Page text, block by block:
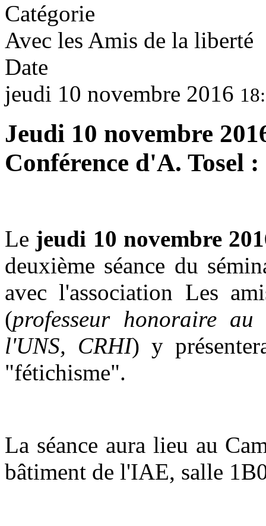
Catégorie
Avec les Amis de la liberté
Date
jeudi 10 novembre 2016
Jeudi 10 novembre
Conférence d'A. Tosel
Le jeudi 10 novembre
deuxième séance du
avec l'association Les
(professeur honoraire au
l'UNS, CRHI) y
"fétichisme".
La séance aura lieu au
bâtiment de l'IAE, salle